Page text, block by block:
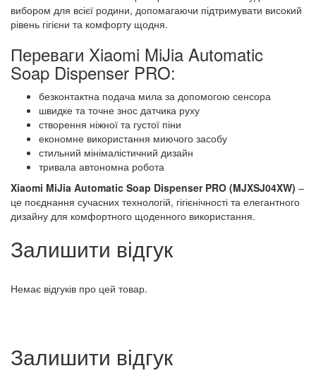
вибором для всієї родини, допомагаючи підтримувати високий
рівень гігієни та комфорту щодня.
Переваги Xiaomi MiJia Automatic
Soap Dispenser PRO:
безконтактна подача мила за допомогою сенсора
швидке та точне знос датчика руху
створення ніжної та густої піни
економне використання миючого засобу
стильний мінімалістичний дизайн
тривала автономна робота
Xiaomi MiJia Automatic Soap Dispenser PRO (MJXSJ04XW) –
це поєднання сучасних технологій, гігієнічності та елегантного
дизайну для комфортного щоденного використання.
Залишити відгук
Немає відгуків про цей товар.
Залишити відгук